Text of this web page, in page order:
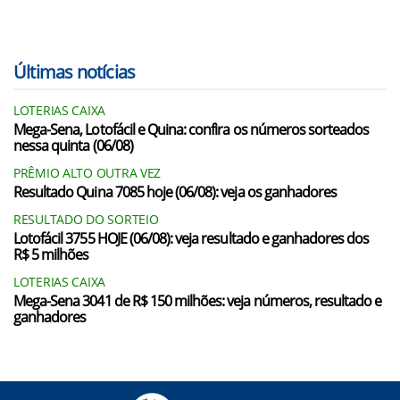
Últimas notícias
LOTERIAS CAIXA
Mega-Sena, Lotofácil e Quina: confira os números sorteados
nessa quinta (06/08)
PRÊMIO ALTO OUTRA VEZ
Resultado Quina 7085 hoje (06/08): veja os ganhadores
RESULTADO DO SORTEIO
Lotofácil 3755 HOJE (06/08): veja resultado e ganhadores dos
R$ 5 milhões
LOTERIAS CAIXA
Mega-Sena 3041 de R$ 150 milhões: veja números, resultado e
ganhadores